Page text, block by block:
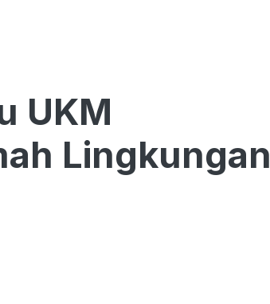
UKM
Lingkungan